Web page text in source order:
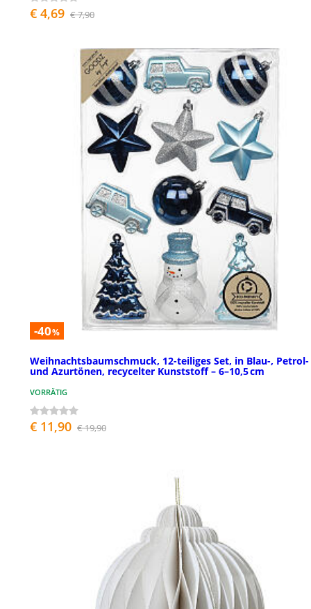
€ 4,69 € 7,90
-40%
Weihnachtsbaumschmuck, 12-teiliges Set, in Blau-, Petrol-
und Azurtönen, recycelter Kunststoff – 6–10,5 cm
VORRÄTIG
€ 11,90 € 19,90